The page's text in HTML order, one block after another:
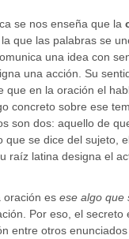
se nos enseña que la
que las palabras se
una idea con
una acción. Su
que en la oración el
concreto sobre ese
son dos: aquello de
que se dice del sujeto,
raíz latina designa el
oración esese algo que
Por eso, el secreto
entre otros